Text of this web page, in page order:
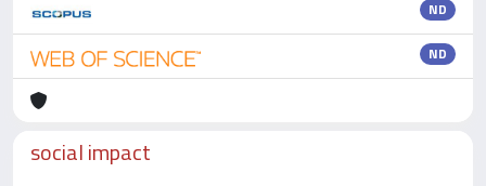
ND
ND
social impact